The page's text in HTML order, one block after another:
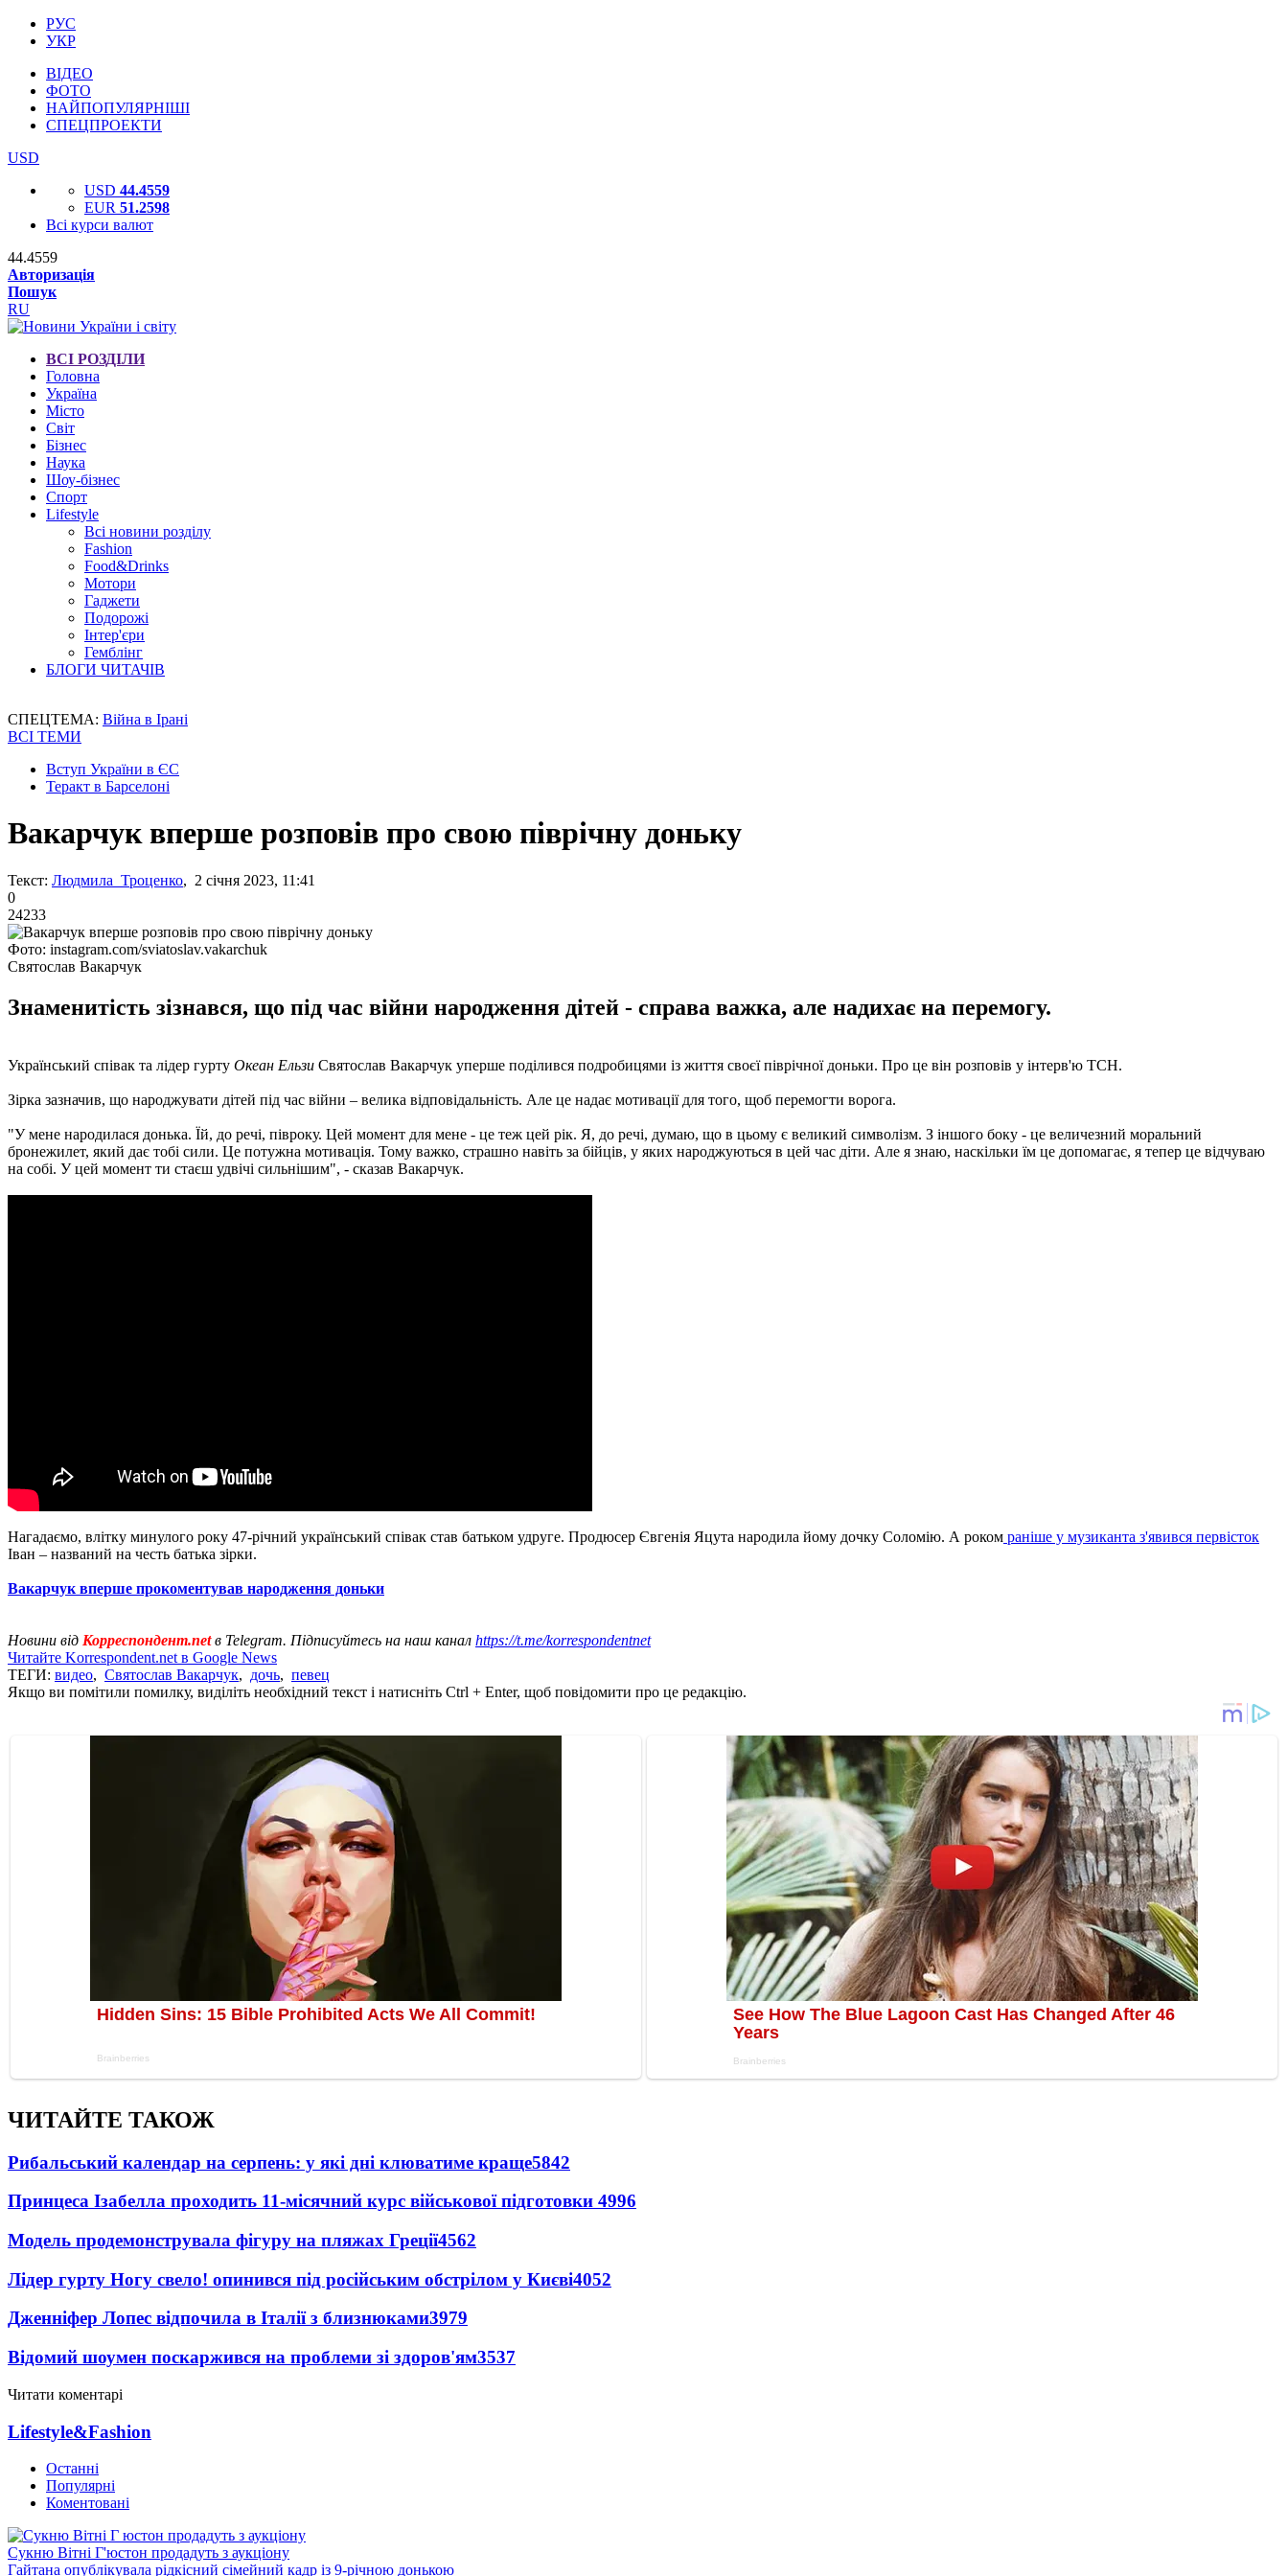
РУС
УКР
ВІДЕО
ФОТО
НАЙПОПУЛЯРНІШІ
СПЕЦПРОЕКТИ
USD
USD 44.4559
EUR 51.2598
Всі курси валют
44.4559
Авторизація
Пошук
RU
ВСІ РОЗДІЛИ
Головна
Україна
Місто
Світ
Бізнес
Наука
Шоу-бізнес
Спорт
Lifestyle
Всі новини розділу
Fashion
Food&Drinks
Мотори
Гаджети
Подорожі
Інтер'єри
Гемблінг
БЛОГИ ЧИТАЧІВ
СПЕЦТЕМА: Війна в Ірані
ВСІ ТЕМИ
Вступ України в ЄС
Теракт в Барселоні
Вакарчук вперше розповів про свою піврічну доньку
Текст: Людмила Троценко, 2 січня 2023, 11:41
0
24233
Фото: instagram.com/sviatoslav.vakarchuk
Святослав Вакарчук
Знаменитість зізнався, що під час війни народження дітей - справа важка, але надихає на перемогу.
Український співак та лідер гурту Океан Ельзи Святослав Вакарчук уперше поділився подробицями із життя своєї піврічної доньки. Про це він розповів у інтерв'ю ТСН.
Зірка зазначив, що народжувати дітей під час війни – велика відповідальність. Але це надає мотивації для того, щоб перемогти ворога.
"У мене народилася донька. Їй, до речі, півроку. Цей момент для мене - це теж цей рік. Я, до речі, думаю, що в цьому є великий символізм. З іншого боку - це величезний моральний
бронежилет, який дає тобі сили. Це потужна мотивація. Тому важко, страшно навіть за бійців, у яких народжуються в цей час діти. Але я знаю, наскільки їм це допомагає, я тепер це відчуваю
на собі. У цей момент ти стаєш удвічі сильнішим", - сказав Вакарчук.
Нагадаємо, влітку минулого року 47-річний український співак став батьком удруге. Продюсер Євгенія Яцута народила йому дочку Соломію. А роком раніше у музиканта з'явився первісток
Іван – названий на честь батька зірки.
Вакарчук вперше прокоментував народження доньки
Новини від Корреспондент.netв Telegram. Підписуйтесь на наш канал https://t.me/korrespondentnet
Читайте Korrespondent.net в Google News
ТЕГИ: видео, Святослав Вакарчук, дочь, певец
Якщо ви помітили помилку, виділіть необхідний текст і натисніть Ctrl + Enter, щоб повідомити про це редакцію.
ЧИТАЙТЕ ТАКОЖ
Рибальський календар на серпень: у які дні клюватиме краще5842
Принцеса Ізабелла проходить 11-місячний курс військової підготовки 4996
Модель продемонструвала фігуру на пляжах Греції4562
Лідер гурту Ногу свело! опинився під російським обстрілом у Києві4052
Дженніфер Лопес відпочила в Італії з близнюками3979
Відомий шоумен поскаржився на проблеми зі здоров'ям3537
Читати коментарі
Lifestyle&Fashion
Останні
Популярні
Коментовані
Сукню Вітні Г'юстон продадуть з аукціону
Гайтана опублікувала рідкісний сімейний кадр із 9-річною донькою